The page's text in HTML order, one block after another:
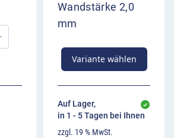
Wandstärke 2,0
mm
Variante wählen
Auf Lager,
in 1 - 5 Tagen bei Ihnen
zzgl. 19 % MwSt.